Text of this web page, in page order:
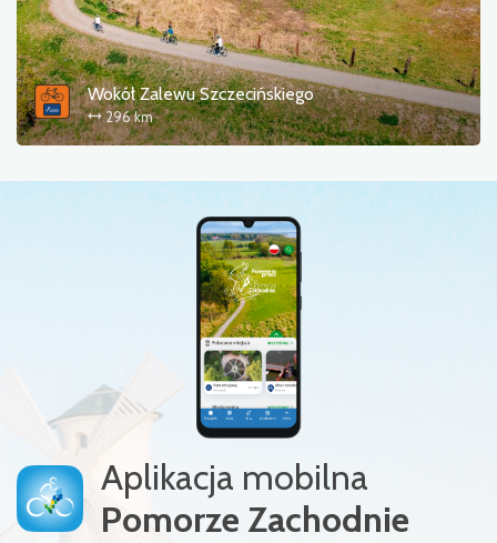
Wokół Zalewu Szczecińskiego
296 km
Aplikacja mobilna
Pomorze Zachodnie